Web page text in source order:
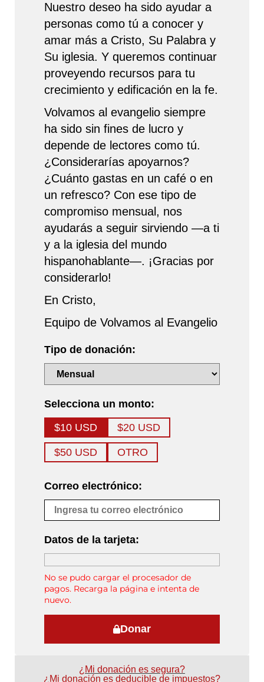
Nuestro deseo ha sido ayudar a
personas como tú a conocer y
amar más a Cristo, Su Palabra y
Su iglesia. Y queremos continuar
proveyendo recursos para tu
crecimiento y edificación en la fe.
Volvamos al evangelio siempre
ha sido sin fines de lucro y
depende de lectores como tú.
¿Considerarías apoyarnos?
¿Cuánto gastas en un café o en
un refresco? Con ese tipo de
compromiso mensual, nos
ayudarás a seguir sirviendo —a ti
y a la iglesia del mundo
hispanohablante—. ¡Gracias por
considerarlo!
En Cristo,
Equipo de Volvamos al Evangelio
Tipo de donación:
Selecciona un monto:
$10 USD
$20 USD
$50 USD OTRO
Correo electrónico:
Datos de la tarjeta:
No se pudo cargar el procesador de
pagos. Recarga la página e intenta de
nuevo.
Donar
¿Mi donación es segura?
¿Mi donación es deducible de impuestos?